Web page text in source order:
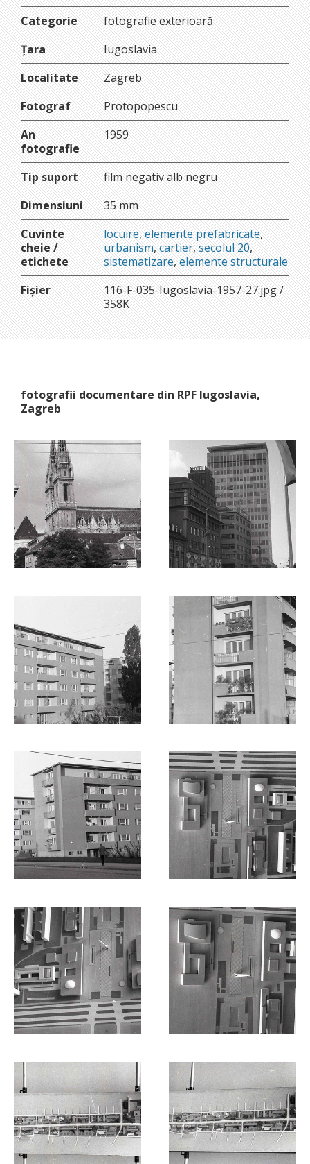
Categorie
fotografie exterioară
Țara
Iugoslavia
Localitate
Zagreb
Fotograf
Protopopescu
An
fotografie
1959
Tip suport
film negativ alb negru
Dimensiuni
35 mm
Cuvinte
cheie /
etichete
locuire,elemente prefabricate,
urbanism,cartier,secolul 20,
sistematizare,elemente structurale
Fișier
116-F-035-Iugoslavia-1957-27.jpg /
358K
fotografii documentare din RPF Iugoslavia,
Zagreb